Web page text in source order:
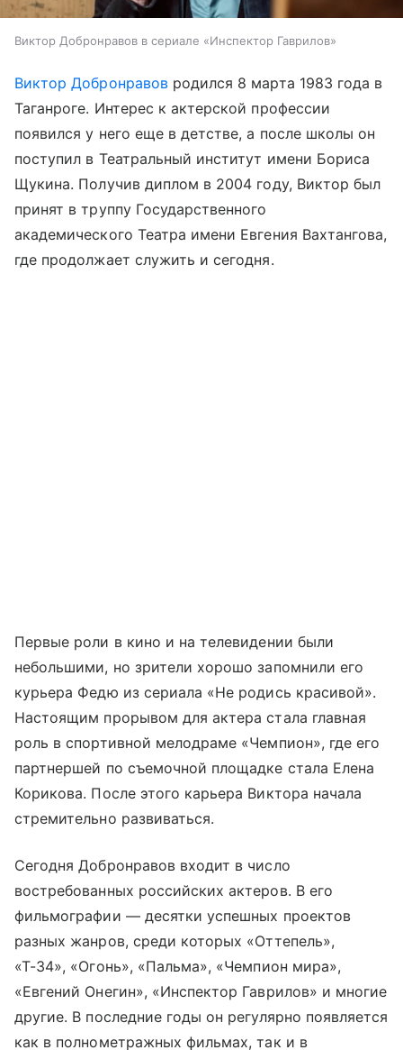
Виктор Добронравов в сериале «Инспектор Гаврилов»
Виктор Добронравовродился 8 марта 1983 года в
Таганроге. Интерес к актерской профессии
появился у него еще в детстве, а после школы он
поступил в Театральный институт имени Бориса
Щукина. Получив диплом в 2004 году, Виктор был
принят в труппу Государственного
академического Театра имени Евгения Вахтангова,
где продолжает служить и сегодня.
Первые роли в кино и на телевидении были
небольшими, но зрители хорошо запомнили его
курьера Федю из сериала «Не родись красивой».
Настоящим прорывом для актера стала главная
роль в спортивной мелодраме «Чемпион», где его
партнершей по съемочной площадке стала Елена
Корикова. После этого карьера Виктора начала
стремительно развиваться.
Сегодня Добронравов входит в число
востребованных российских актеров. В его
фильмографии — десятки успешных проектов
разных жанров, среди которых «Оттепель»,
«Т-34», «Огонь», «Пальма», «Чемпион мира»,
«Евгений Онегин», «Инспектор Гаврилов» и многие
другие. В последние годы он регулярно появляется
как в полнометражных фильмах, так и в